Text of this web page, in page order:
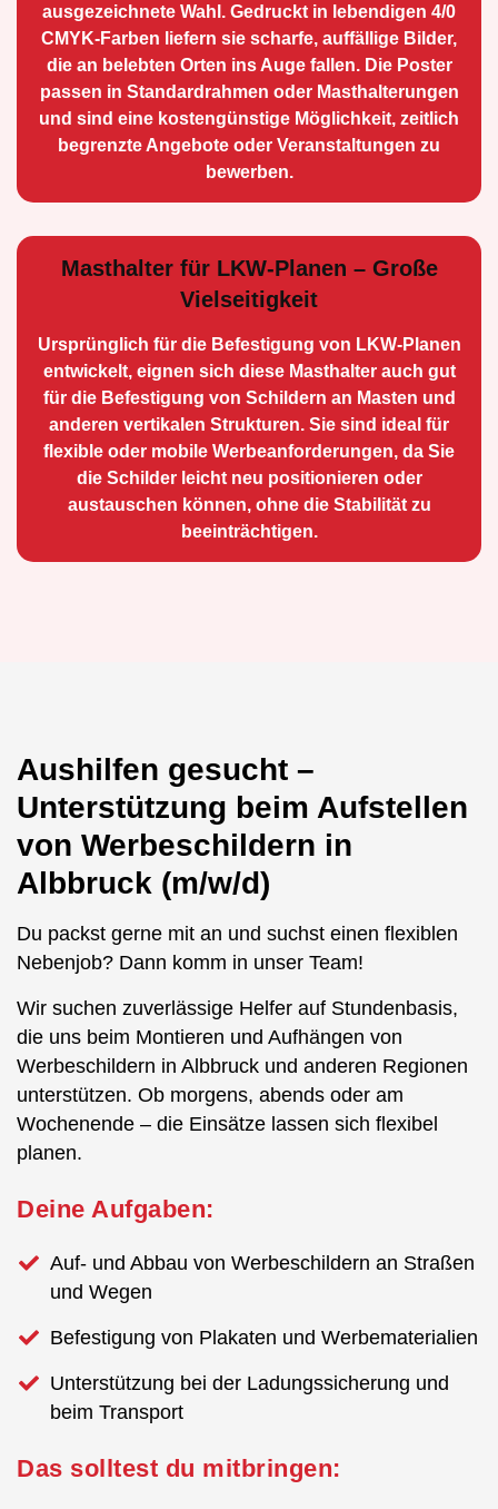
ausge­zeichnete Wahl. Gedruckt in lebendigen 4/0
CMYK-Farben liefern sie scharfe, auffällige Bilder,
die an belebten Orten ins Auge fallen. Die Poster
passen in Standardrahmen oder Masthalterungen
und sind eine kostengünstige Möglichkeit, zeitlich
begrenzte Angebote oder Veranstaltungen zu
bewerben.
Masthalter für LKW-Planen – Große
Vielseitigkeit
Ursprünglich für die Be­festigung von LKW-Planen
entwickelt, eignen sich diese Masthalter auch gut
für die Befestigung von Schildern an Masten und
anderen vertikalen Strukturen. Sie sind ideal für
flexible oder mobile Werbean­forderungen, da Sie
die Schilder leicht neu positio­nieren oder
austauschen können, ohne die Stabilität zu
beeinträchtigen.
Aushilfen gesucht –
Unterstützung beim Aufstellen
von Werbeschildern in
Albbruck (m/w/d)
Du packst gerne mit an und suchst einen flexiblen
Nebenjob? Dann komm in unser Team!
Wir suchen zuverlässige Helfer auf Stundenbasis,
die uns beim Montieren und Aufhängen von
Werbeschildern in Albbruck und anderen Regionen
unterstützen. Ob morgens, abends oder am
Wochenende – die Einsätze lassen sich flexibel
planen.
Deine Aufgaben:
Auf- und Abbau von Werbeschildern an Straßen
und Wegen
Befestigung von Plakaten und Werbematerialien
Unterstützung bei der Ladungssicherung und
beim Transport
Das solltest du mitbringen: